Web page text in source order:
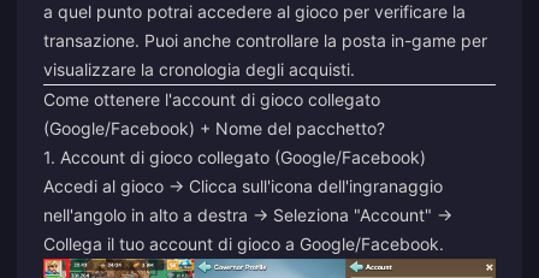
a quel punto potrai accedere al gioco per verificare la
transazione. Puoi anche controllare la posta in-game per
visualizzare la cronologia degli acquisti.
Come ottenere l'account di gioco collegato
(Google/Facebook) + Nome del pacchetto?
1. Account di gioco collegato (Google/Facebook)
Accedi al gioco -> Clicca sull'icona dell'ingranaggio
nell'angolo in alto a destra -> Seleziona "Account" ->
Collega il tuo account di gioco a Google/Facebook.